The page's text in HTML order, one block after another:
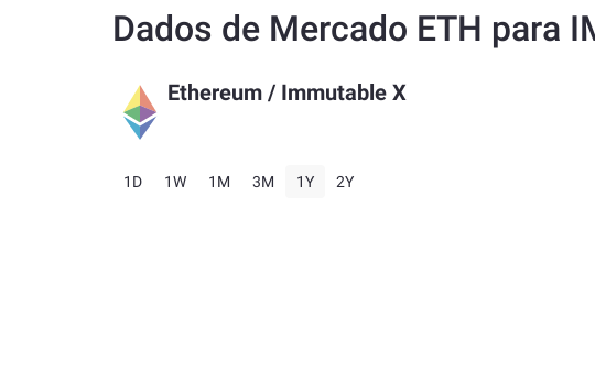
Dados de Mercado ETH para
Ethereum / Immutable X
1D 1W 1M 3M 1Y 2Y